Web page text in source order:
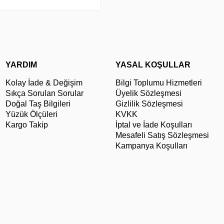
YARDIM
Kolay İade & Değişim
Sıkça Sorulan Sorular
Doğal Taş Bilgileri
Yüzük Ölçüleri
Kargo Takip
YASAL KOŞULLAR
Bilgi Toplumu Hizmetleri
Üyelik Sözleşmesi
Gizlilik Sözleşmesi
KVKK
İptal ve İade Koşulları
Mesafeli Satış Sözleşmesi
Kampanya Koşulları